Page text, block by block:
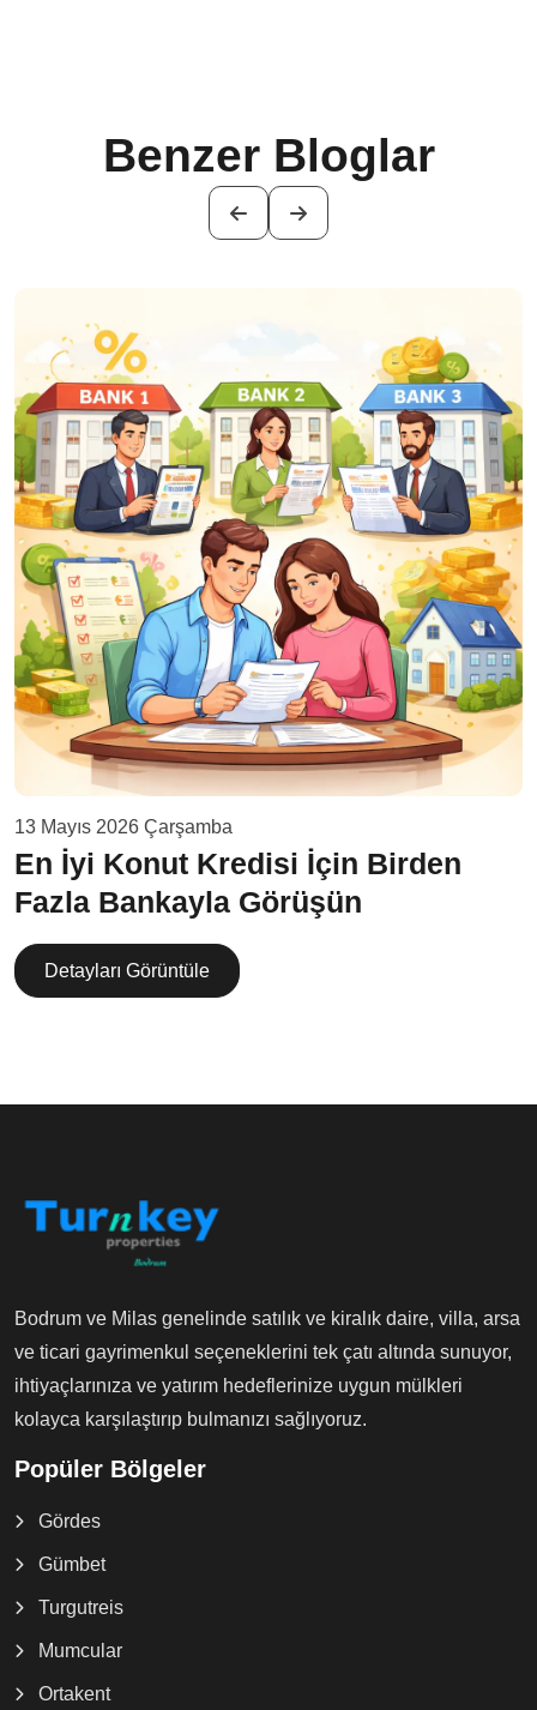
Benzer Bloglar
13 Mayıs 2026 Çarşamba
En İyi Konut Kredisi İçin Birden
Fazla Bankayla Görüşün
Detayları Görüntüle
Bodrum ve Milas genelinde satılık ve kiralık daire, villa, arsa
ve ticari gayrimenkul seçeneklerini tek çatı altında sunuyor,
ihtiyaçlarınıza ve yatırım hedeflerinize uygun mülkleri
kolayca karşılaştırıp bulmanızı sağlıyoruz.
Popüler Bölgeler
Gördes
Gümbet
Turgutreis
Mumcular
Ortakent